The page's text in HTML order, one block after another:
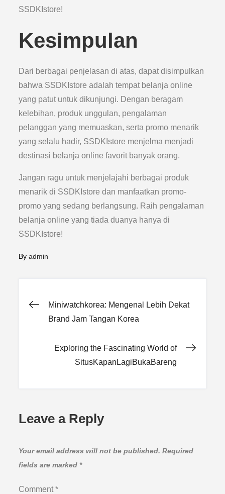
SSDKIstore!
Kesimpulan
Dari berbagai penjelasan di atas, dapat disimpulkan
bahwa SSDKIstore adalah tempat belanja online
yang patut untuk dikunjungi. Dengan beragam
kelebihan, produk unggulan, pengalaman
pelanggan yang memuaskan, serta promo menarik
yang selalu hadir, SSDKIstore menjelma menjadi
destinasi belanja online favorit banyak orang.
Jangan ragu untuk menjelajahi berbagai produk
menarik di SSDKIstore dan manfaatkan promo-
promo yang sedang berlangsung. Raih pengalaman
belanja online yang tiada duanya hanya di
SSDKIstore!
Byadmin
Post
Miniwatchkorea: Mengenal Lebih Dekat
Brand Jam Tangan Korea
Exploring the Fascinating World of
SitusKapanLagiBukaBareng
Leave a Reply
Your email address will not be published. Required
fields are marked *
Comment*